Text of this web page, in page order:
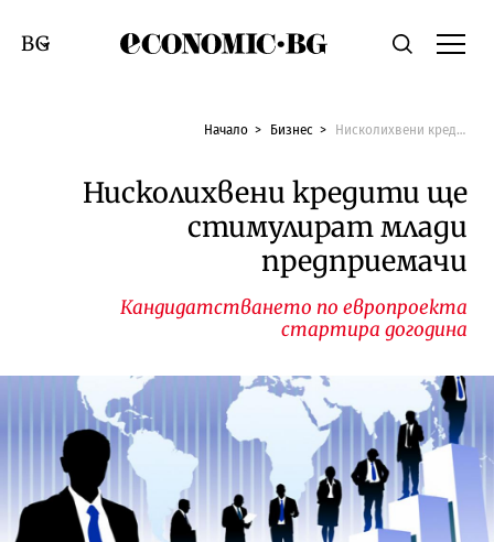
Economic.bgТърсене
Смяна на език
Начало Бизнес Нисколихвени кредити ще стимулират млади предприемачи
Нисколихвени кредити ще
стимулират млади
предприемачи
Кандидатстването по европроекта
стартира догодина